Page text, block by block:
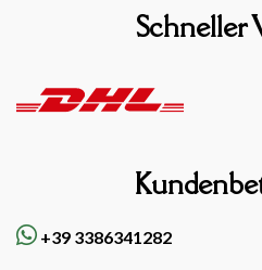
Schneller
+39 3386341282